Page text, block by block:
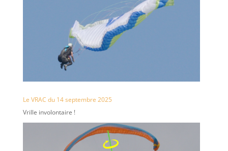
Le VRAC du 14 septembre 2025
Vrille involontaire !